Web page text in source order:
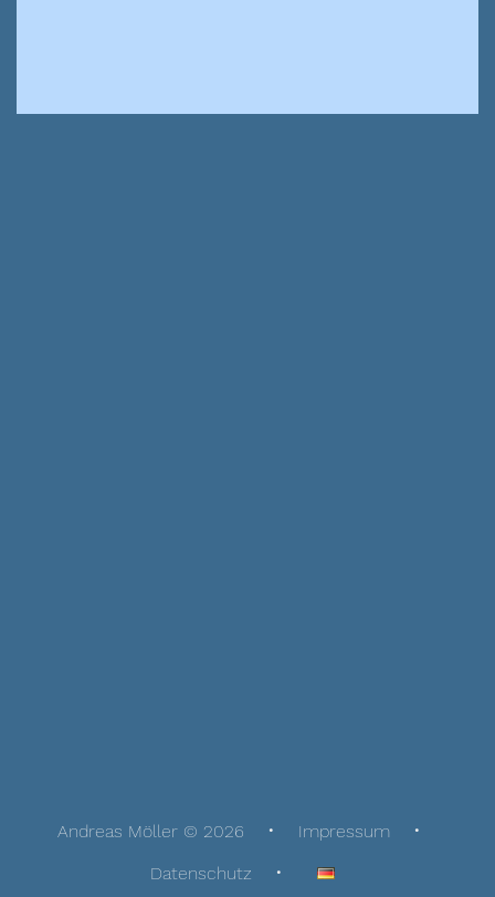
Andreas Möller © 2026
Impressum
Datenschutz